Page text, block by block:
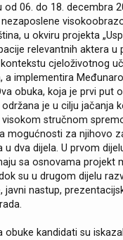
od 06. do 18. decembra
u okviru projekta
relevantnih aktera u
cjeloživotnog
a implementira
obuka, koja je prvi put
je u cilju jačanja
stručnom
mogućnosti za njihovo
u dva dijela. U prvom
sa osnovama projekt
su u drugom dijelu
javni nastup,
kandidati su